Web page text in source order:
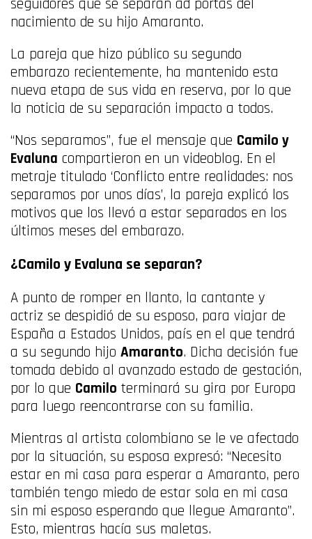
nacimiento de su hijo Amaranto.
La pareja que hizo público su segundo
embarazo recientemente, ha mantenido esta
nueva etapa de sus vida en reserva, por lo que
la noticia de su separación impacto a todos.
“Nos separamos”, fue el mensaje que Camilo y
Evaluna compartieron en un videoblog. En el
metraje titulado ‘Conflicto entre realidades: nos
separamos por unos días’, la pareja explicó los
motivos que los llevó a estar separados en los
últimos meses del embarazo.
¿Camilo y Evaluna se separan?
A punto de romper en llanto, la cantante y
actriz se despidió de su esposo, para viajar de
España a Estados Unidos, país en el que tendrá
a su segundo hijo Amaranto. Dicha decisión fue
tomada debido al avanzado estado de gestación,
por lo que Camilo terminará su gira por Europa
para luego reencontrarse con su familia.
Mientras al artista colombiano se le ve afectado
por la situación, su esposa expresó: “Necesito
estar en mi casa para esperar a Amaranto, pero
también tengo miedo de estar sola en mi casa
sin mi esposo esperando que llegue Amaranto”.
Esto, mientras hacía sus maletas.